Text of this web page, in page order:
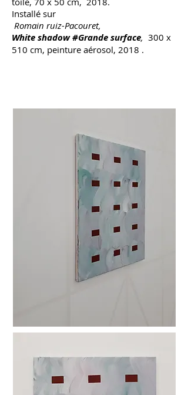
Installé sur
Romain ruiz-Pacouret,
White shadow #Grande surface, 300 x
510 cm, peinture aérosol, 2018 .